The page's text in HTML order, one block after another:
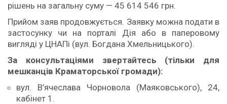
рішень на загальну суму — 45 614 546 грн.
Прийом заяв продовжується. Заявку можна подати в
застосунку чи на порталі Дія або в паперовому
вигляді у ЦНАПі (вул. Богдана Хмельницького).
За консультаціями звертайтесь (тільки для
мешканців Краматорської громади):
вул. В’ячеслава Чорновола (Маяковського), 24,
кабінет 1.